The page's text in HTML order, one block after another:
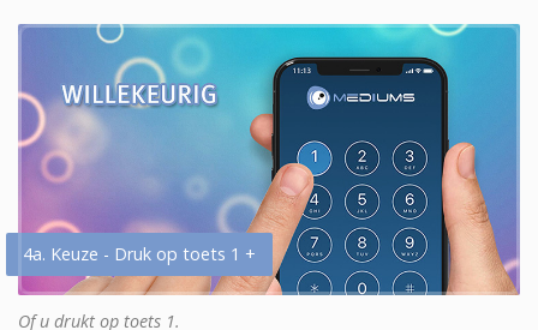
4a. Keuze - Druk op toets 1 +
Of u drukt op toets 1.